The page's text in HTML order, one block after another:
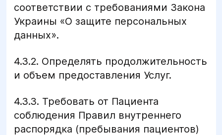
соответствии с требованиями Закона
Украины «О защите персональных
данных».
4.3.2. Определять продолжительность
и объем предоставления Услуг.
4.3.3. Требовать от Пациента
соблюдения Правил внутреннего
распорядка (пребывания пациентов)